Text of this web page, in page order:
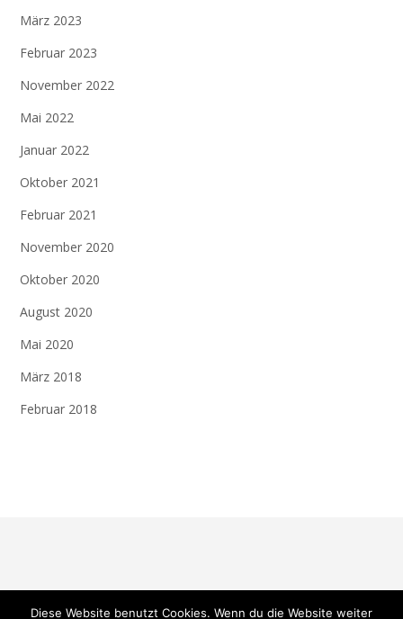
März 2023
Februar 2023
November 2022
Mai 2022
Januar 2022
Oktober 2021
Februar 2021
November 2020
Oktober 2020
August 2020
Mai 2020
März 2018
Februar 2018
Diese Website benutzt Cookies. Wenn du die Website weiter